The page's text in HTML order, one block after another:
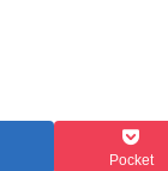
Pocket